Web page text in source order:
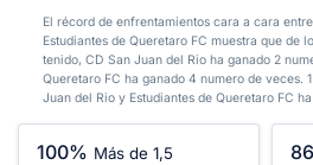
El récord de enfrentamientos cara a cara
Estudiantes de Queretaro FC muestra que de
tenido, CD San Juan del Rio ha ganado 2
Queretaro FC ha ganado 4 numero de veces.
Juan del Rio y Estudiantes de Queretaro FC
100% Más de 1,5